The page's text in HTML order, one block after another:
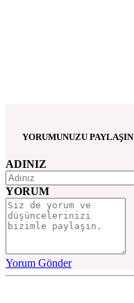
YORUMUNUZU PAYLAŞIN
ADINIZ
YORUM
Yorum Gönder